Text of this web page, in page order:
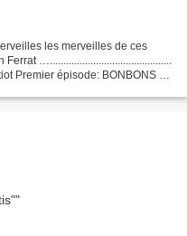
les merveilles de ces
….............................................
Premier épisode: BONBONS À